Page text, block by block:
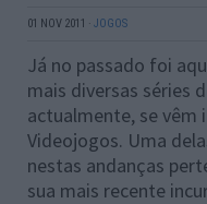
01 NOV 2011 · JOGOS
Já no passado foi
mais diversas séries
actualmente, se vêm
Videojogos. Uma
nestas andanças
sua mais recente